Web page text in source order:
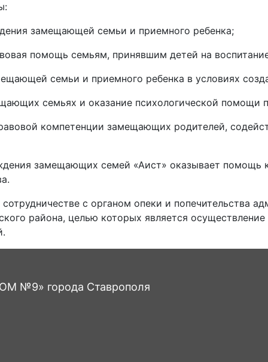
замещающей семьи и приемного ребенка;
помощь семьям, принявшим детей на
семьи и приемного ребенка в условиях
семьях и оказание психологической помощи
компетенции замещающих родителей,
замещающих семей «Аист» оказывает помощь
с органом опеки и попечительства
района, целью которых является
№9» города Ставрополя